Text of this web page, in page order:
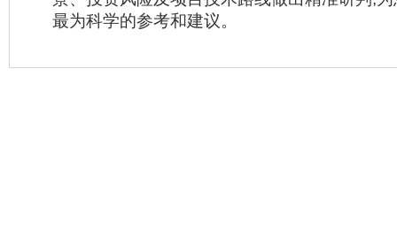
最为科学的参考和建议。